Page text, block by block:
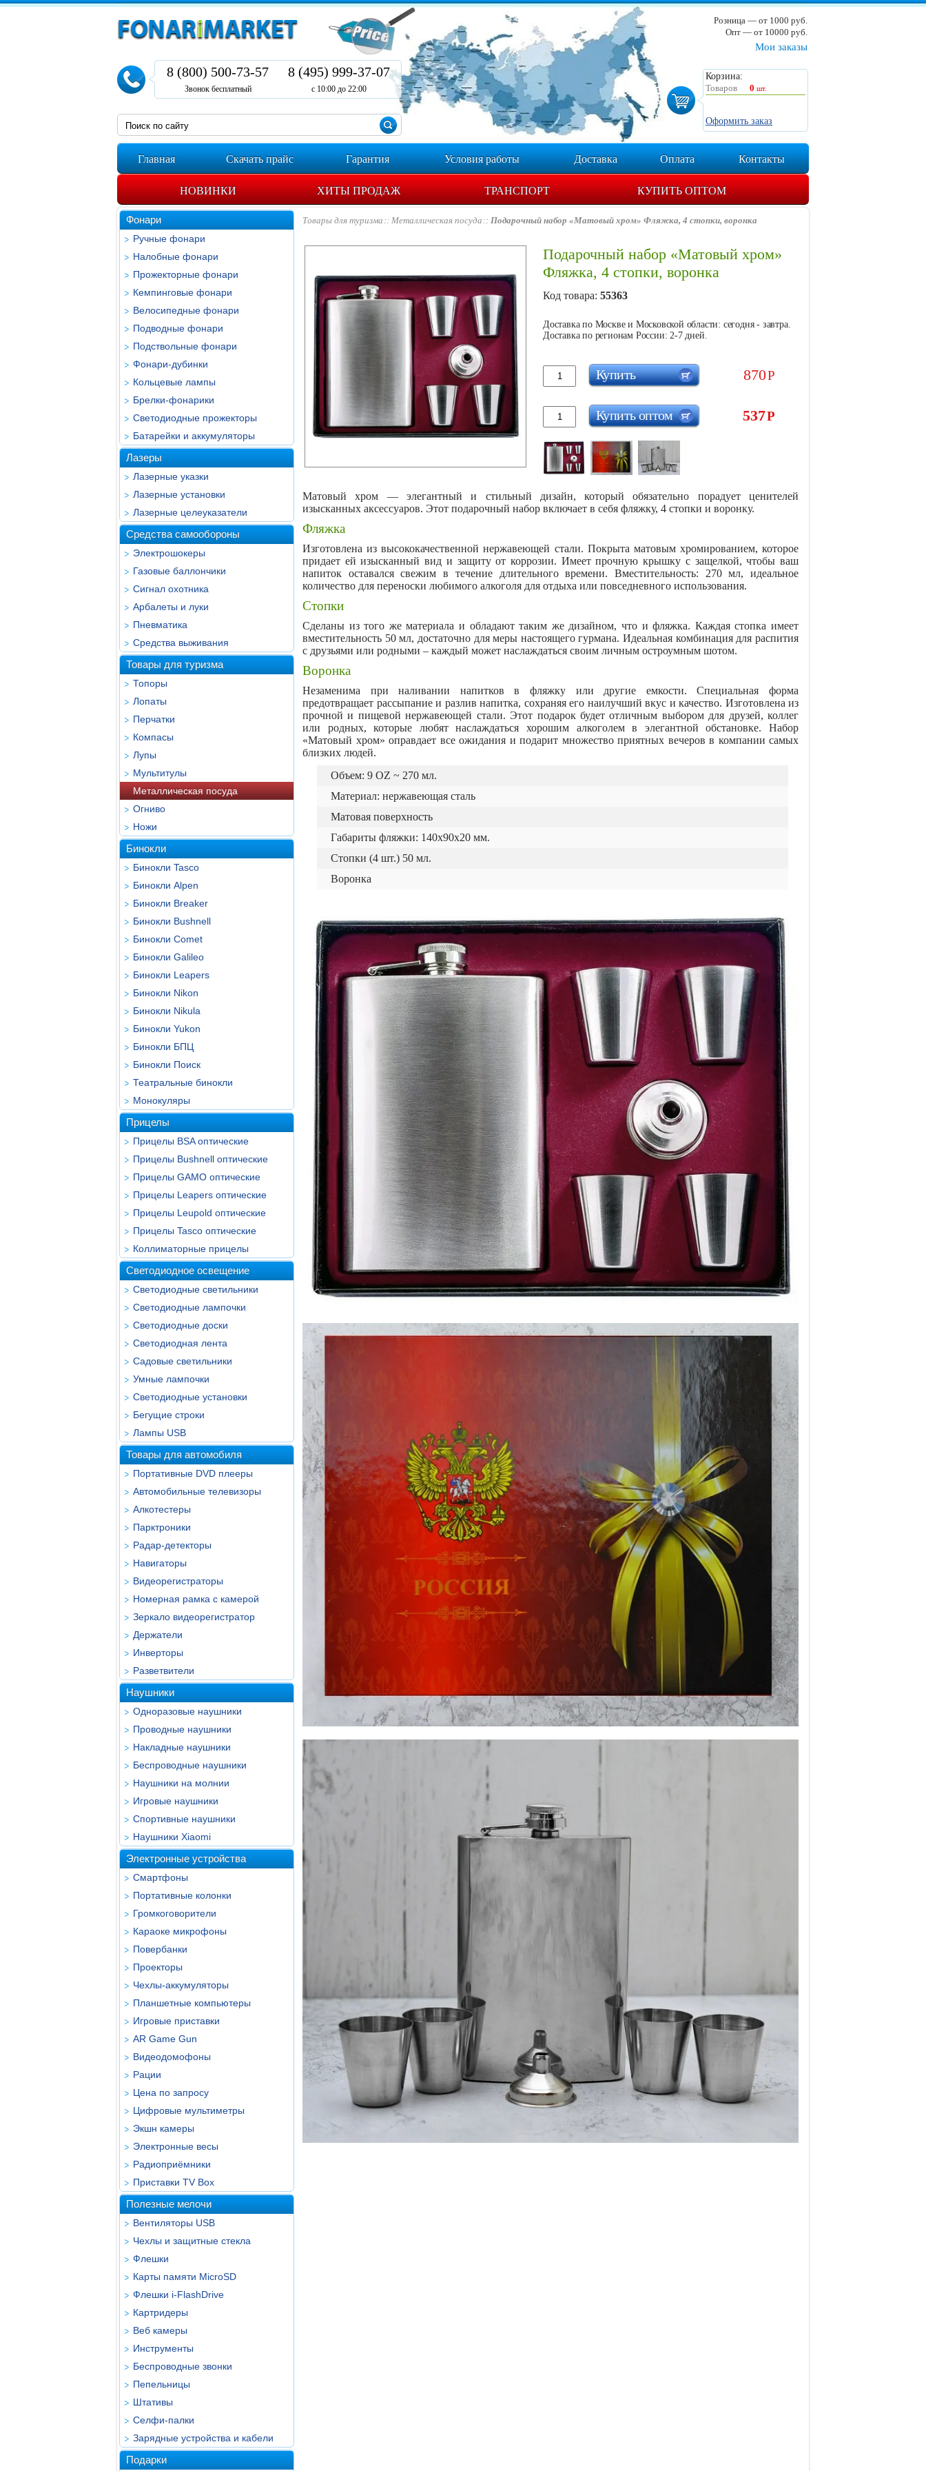
Мои заказы
Корзина:
Товаров
0 шт.
Оформить заказ
8 (800) 500-73-57
Звонок бесплатный
8 (495) 999-37-07
с 10:00 до 22:00
Розница — от 1000 руб.
Опт — от 10000 руб.
Главная Скачать прайс Гарантия Условия работы Доставка Оплата Контакты
НОВИНКИ ХИТЫ ПРОДАЖ ТРАНСПОРТ КУПИТЬ ОПТОМ
Фонари
Ручные фонари
Налобные фонари
Прожекторные фонари
Кемпинговые фонари
Велосипедные фонари
Подводные фонари
Подствольные фонари
Фонари-дубинки
Кольцевые лампы
Брелки-фонарики
Светодиодные прожекторы
Батарейки и аккумуляторы
Лазеры
Лазерные указки
Лазерные установки
Лазерные целеуказатели
Средства самообороны
Электрошокеры
Газовые баллончики
Сигнал охотника
Арбалеты и луки
Пневматика
Средства выживания
Товары для туризма
Топоры
Лопаты
Перчатки
Компасы
Лупы
Мультитулы
Металлическая посуда
Огниво
Ножи
Бинокли
Бинокли Tasco
Бинокли Alpen
Бинокли Breaker
Бинокли Bushnell
Бинокли Comet
Бинокли Galileo
Бинокли Leapers
Бинокли Nikon
Бинокли Nikula
Бинокли Yukon
Бинокли БПЦ
Бинокли Поиск
Театральные бинокли
Монокуляры
Прицелы
Прицелы BSA оптические
Прицелы Bushnell оптические
Прицелы GAMO оптические
Прицелы Leapers оптические
Прицелы Leupold оптические
Прицелы Tasco оптические
Коллиматорные прицелы
Светодиодное освещение
Светодиодные светильники
Светодиодные лампочки
Светодиодные доски
Светодиодная лента
Садовые светильники
Умные лампочки
Светодиодные установки
Бегущие строки
Лампы USB
Товары для автомобиля
Портативные DVD плееры
Автомобильные телевизоры
Алкотестеры
Парктроники
Радар-детекторы
Навигаторы
Видеорегистраторы
Номерная рамка с камерой
Зеркало видеорегистратор
Держатели
Инверторы
Разветвители
Наушники
Одноразовые наушники
Проводные наушники
Накладные наушники
Беспроводные наушники
Наушники на молнии
Игровые наушники
Спортивные наушники
Наушники Xiaomi
Электронные устройства
Смартфоны
Портативные колонки
Громкоговорители
Караоке микрофоны
Повербанки
Проекторы
Чехлы-аккумуляторы
Планшетные компьютеры
Игровые приставки
AR Game Gun
Видеодомофоны
Рации
Цена по запросу
Цифровые мультиметры
Экшн камеры
Электронные весы
Радиоприёмники
Приставки TV Box
Полезные мелочи
Вентиляторы USB
Чехлы и защитные стекла
Флешки
Карты памяти MicroSD
Флешки i-FlashDrive
Картридеры
Веб камеры
Инструменты
Беспроводные звонки
Пепельницы
Штативы
Селфи-палки
Зарядные устройства и кабели
Подарки
Товары для туризма Металлическая посуда Подарочный набор «Матовый хром» Фляжка, 4 стопки, воронка
Подарочный набор «Матовый хром»
Фляжка, 4 стопки, воронка
Код товара: 55363
Доставка по Москве и Московской области: сегодня - завтра.
Доставка по регионам России: 2-7 дней.
870Р
Купить
537Р
Купить оптом
Матовый хром — элегантный и стильный дизайн, который обязательно порадует ценителей
изысканных аксессуаров. Этот подарочный набор включает в себя фляжку, 4 стопки и воронку.
Фляжка
Изготовлена из высококачественной нержавеющей стали. Покрыта матовым хромированием, которое
придает ей изысканный вид и защиту от коррозии. Имеет прочную крышку с защелкой, чтобы ваш
напиток оставался свежим в течение длительного времени. Вместительность: 270 мл, идеальное
количество для переноски любимого алкоголя для отдыха или повседневного использования.
Стопки
Сделаны из того же материала и обладают таким же дизайном, что и фляжка. Каждая стопка имеет
вместительность 50 мл, достаточно для меры настоящего гурмана. Идеальная комбинация для распития
с друзьями или родными – каждый может наслаждаться своим личным остроумным шотом.
Воронка
Незаменима при наливании напитков в фляжку или другие емкости. Специальная форма
предотвращает рассыпание и разлив напитка, сохраняя его наилучший вкус и качество. Изготовлена из
прочной и пищевой нержавеющей стали. Этот подарок будет отличным выбором для друзей, коллег
или родных, которые любят наслаждаться хорошим алкоголем в элегантной обстановке. Набор
«Матовый хром» оправдает все ожидания и подарит множество приятных вечеров в компании самых
близких людей.
Объем: 9 OZ ~ 270 мл.
Материал: нержавеющая сталь
Матовая поверхность
Габариты фляжки: 140х90х20 мм.
Стопки (4 шт.) 50 мл.
Воронка